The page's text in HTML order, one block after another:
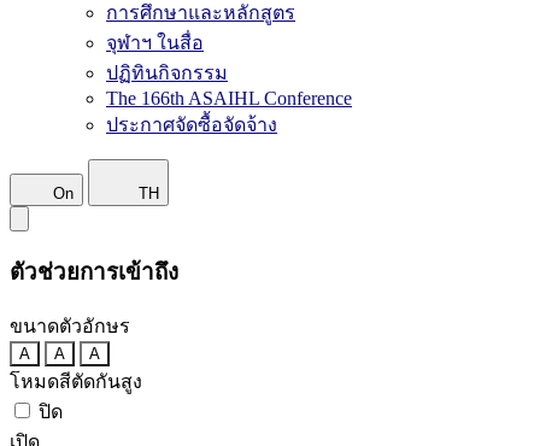
การศึกษาและหลักสูตร
จุฬาฯ ในสื่อ
ปฏิทินกิจกรรม
The 166th ASAIHL Conference
ประกาศจัดซื้อจัดจ้าง
On TH
ตัวช่วยการเข้าถึง
ขนาดตัวอักษร
A A A
โหมดสีตัดกันสูง
ปิด